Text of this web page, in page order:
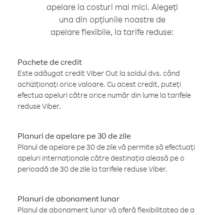
apelare la costuri mai mici. Alegeți
una din opțiunile noastre de
apelare flexibile, la tarife reduse:
Pachete de credit
Este adăugat credit Viber Out la soldul dvs. când
achiziționați orice valoare. Cu acest credit, puteți
efectua apeluri către orice număr din lume la tarifele
reduse Viber.
Planuri de apelare pe 30 de zile
Planul de apelare pe 30 de zile vă permite să efectuați
apeluri internaționale către destinația aleasă pe o
perioadă de 30 de zile la tarifele reduse Viber.
Planuri de abonament lunar
Planul de abonament lunar vă oferă flexibilitatea de a